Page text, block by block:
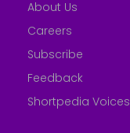
About Us
Careers
Subscribe
Feedback
Shortpedia Voices